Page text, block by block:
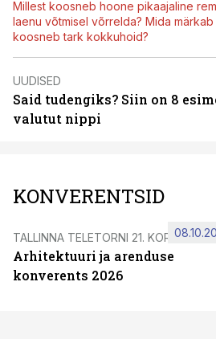
Millest koosneb hoone pikaajaline
laenu võtmisel võrrelda? Mida
koosneb tark kokkuhoid?
UUDISED
Said tudengiks? Siin on 8
valutut nippi
KONVERENTSID
TALLINNA TELETORNI 21. KORRUSEL
Arhitektuuri ja arenduse
konverents 2026